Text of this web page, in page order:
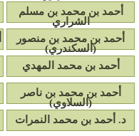
أحمد بن محمد بن مسلم
الشراري
أحمد بن محمد بن منصور
(السكندري)
أحمد بن محمد المهدي
أحمد بن محمد بن ناصر
(السلاوي)
د. أحمد بن محمد النمرات